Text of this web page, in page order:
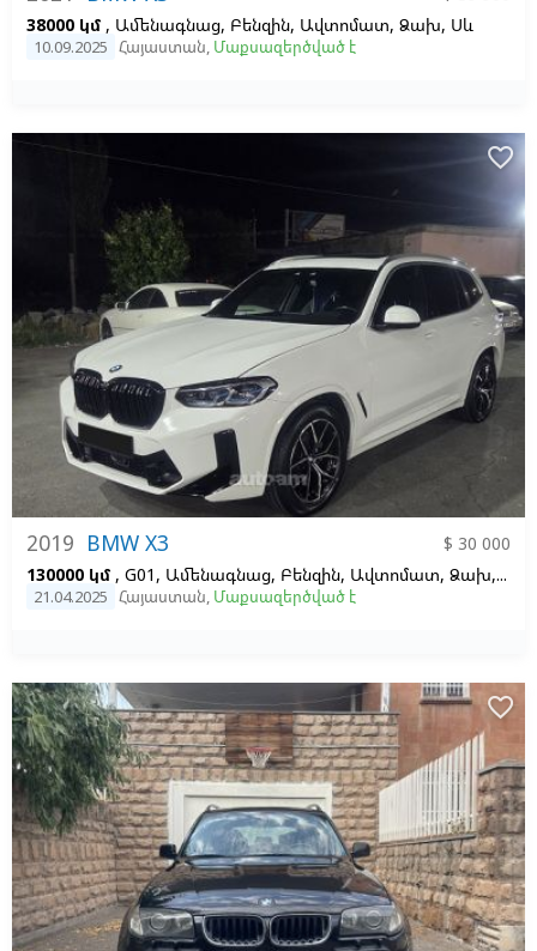
38000 կմ , Ամենագնաց, Բենզին, Ավտոմատ, Ձախ, Սև
10.09.2025 Հայաստան, Մաքսազերծված է
2019 BMW X3
$ 30 000
130000 կմ , G01, Ամենագնաց, Բենզին, Ավտոմատ, Ձախ,
21.04.2025 Հայաստան, Մաքսազերծված է
favorite_border
favorite_border